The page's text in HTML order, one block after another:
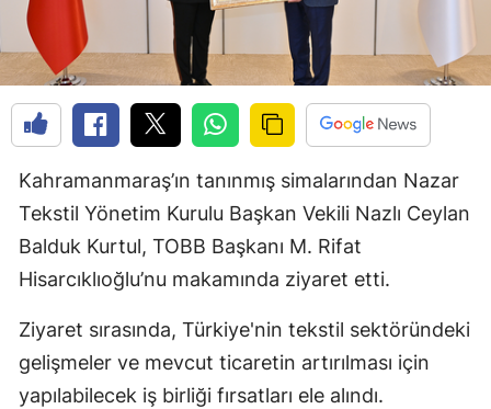
Kahramanmaraş’ın tanınmış simalarından Nazar
Tekstil Yönetim Kurulu Başkan Vekili Nazlı Ceylan
Balduk Kurtul, TOBB Başkanı M. Rifat
Hisarcıklıoğlu’nu makamında ziyaret etti.
Ziyaret sırasında, Türkiye'nin tekstil sektöründeki
gelişmeler ve mevcut ticaretin artırılması için
yapılabilecek iş birliği fırsatları ele alındı.